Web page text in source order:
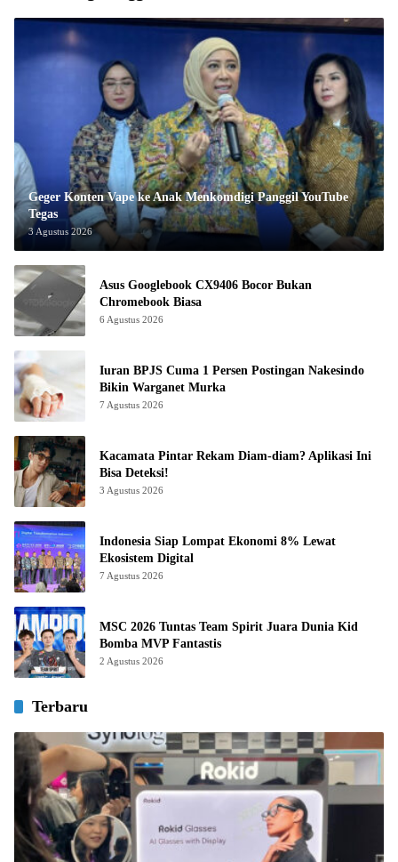
Geger Konten Vape ke Anak Menkomdigi Panggil YouTube
Tegas
3 Agustus 2026
Asus Googlebook CX9406 Bocor Bukan
Chromebook Biasa
6 Agustus 2026
Iuran BPJS Cuma 1 Persen Postingan Nakesindo
Bikin Warganet Murka
7 Agustus 2026
Kacamata Pintar Rekam Diam-diam? Aplikasi Ini
Bisa Deteksi!
3 Agustus 2026
Indonesia Siap Lompat Ekonomi 8% Lewat
Ekosistem Digital
7 Agustus 2026
MSC 2026 Tuntas Team Spirit Juara Dunia Kid
Bomba MVP Fantastis
2 Agustus 2026
Terbaru